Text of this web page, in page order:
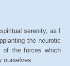
serenity, as I
the neurotic
of the forces which
ourselves.